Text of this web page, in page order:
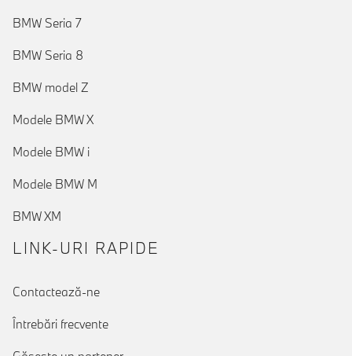
BMW Seria 7
BMW Seria 8
BMW model Z
Modele BMW X
Modele BMW i
Modele BMW M
BMW XM
LINK-URI RAPIDE
Contactează-ne
Întrebări frecvente